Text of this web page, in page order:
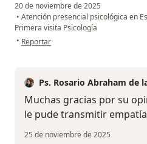
20 de noviembre de 2025
• Atención presencial psicológica en
Primera visita Psicología
• en opinión del usuario Olivia
Reportar
Ps. Rosario Abraham de
Muchas gracias por su
le pude transmitir
25 de noviembre de 2025